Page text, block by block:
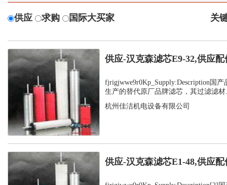
供应 求购 国际大买家 关
供应-汉克森滤芯E9-32,供应配
fjrigjwwe9r0Kp_Supply:Description国
生产的替代原厂品牌滤芯，其过滤滤材
杭州佳洁机电设备有限公司
供应-汉克森滤芯E1-48,供应配